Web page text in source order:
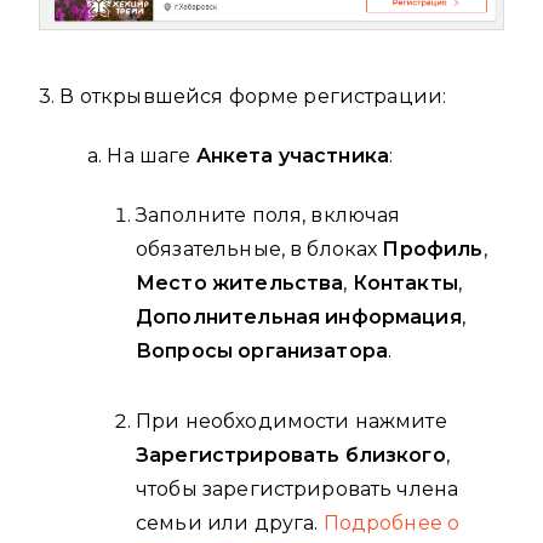
3. В открывшейся форме регистрации:
а. На шаге Анкета участника:
Заполните поля, включая
обязательные, в блоках Профиль,
Место жительства, Контакты,
Дополнительная информация,
Вопросы организатора.
При необходимости нажмите
Зарегистрировать близкого,
чтобы зарегистрировать члена
семьи или друга. Подробнее о